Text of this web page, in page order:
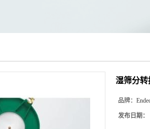
湿筛分转
品牌：
发布日期：